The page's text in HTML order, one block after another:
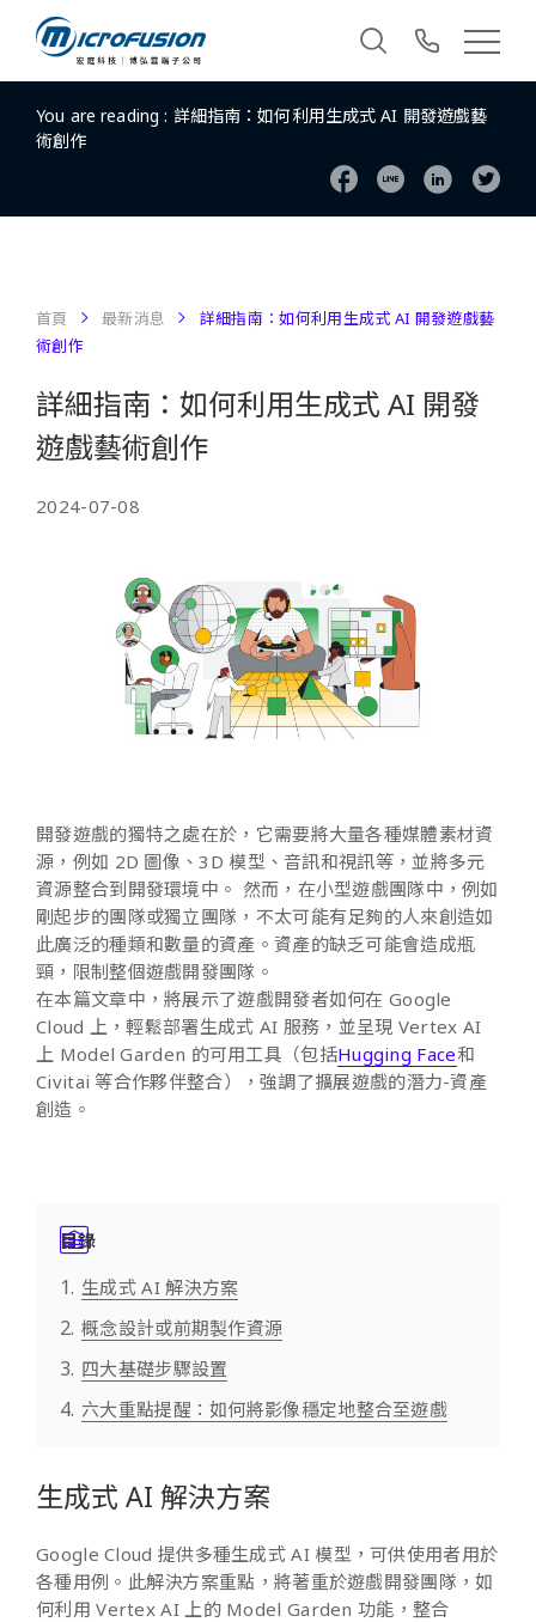
You are reading : 詳細指南：如何利用生成式 AI 開發遊戲藝
術創作
首頁 最新消息
詳細指南：如何利用生成式 AI 開發遊戲藝
術創作
詳細指南：如何利用生成式 AI 開發
遊戲藝術創作
2024-07-08
開發遊戲的獨特之處在於，它需要將大量各種媒體素材資
源，例如 2D 圖像、3D 模型、音訊和視訊等，並將多元
資源整合到開發環境中。 然而，在小型遊戲團隊中，例如
剛起步的團隊或獨立團隊，不太可能有足夠的人來創造如
此廣泛的種類和數量的資產。資產的缺乏可能會造成瓶
頸，限制整個遊戲開發團隊。
在本篇文章中，將展示了遊戲開發者如何在 Google
Cloud 上，輕鬆部署生成式 AI 服務，並呈現 Vertex AI
上 Model Garden 的可用工具（包括Hugging Face和
Civitai 等合作夥伴整合），強調了擴展遊戲的潛力-資產
創造。
目錄
生成式 AI 解決方案
概念設計或前期製作資源
四大基礎步驟設置
六大重點提醒：如何將影像穩定地整合至遊戲
生成式 AI 解決方案
Google Cloud 提供多種生成式 AI 模型，可供使用者用於
各種用例。此解決方案重點，將著重於遊戲開發團隊，如
何利用 Vertex AI 上的 Model Garden 功能，整合